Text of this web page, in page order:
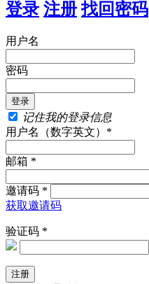
登录 注册 找回密码
用户名
密码
记住我的登录信息
用户名（数字英文）*
邮箱 *
邀请码 *
获取邀请码
验证码 *